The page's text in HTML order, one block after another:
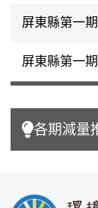
屏東縣第一
屏東縣第一
各期減量